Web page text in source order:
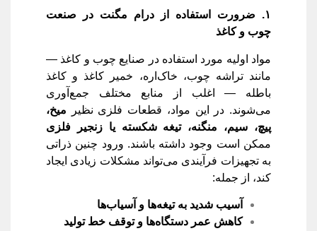
۱. ضرورت استفاده از درام مگنت در صنعت
چوب و کاغذ
مواد اولیه مورد استفاده در صنایع چوب و کاغذ —
مانند تراشه چوب، خاک‌اره، خمیر کاغذ و کاغذ
باطله — اغلب از منابع مختلف جمع‌آوری
می‌شوند. در این مواد، قطعات فلزی نظیر میخ،
پیچ، سیم، منگنه، تیغه شکسته یا زنجیر فلزی
ممکن است وجود داشته باشند. ورود چنین ذراتی
به تجهیزات فرآیندی می‌تواند مشکلات زیادی ایجاد
کند، از جمله:
آسیب شدید به تیغه‌ها و آسیاب‌ها
کاهش عمر دستگاه‌ها و توقف خط تولید